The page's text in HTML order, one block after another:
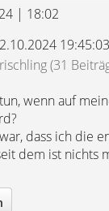
| 18:02
19:45:03
(31
wenn auf
dass ich die
dem ist nichts